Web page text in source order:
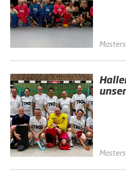
Masters
Masters